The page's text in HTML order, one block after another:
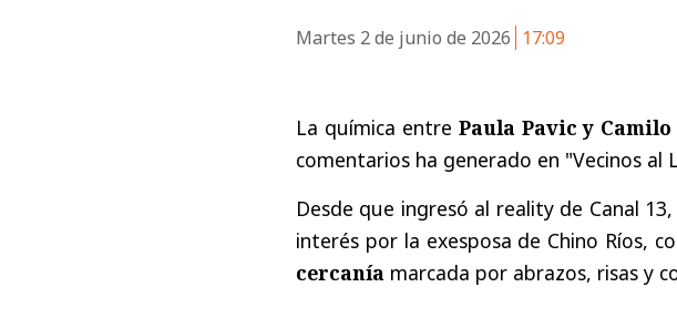
Martes 2 de junio de 2026 17:09
La química entre Paula Pavic y
comentarios ha generado en "Vecinos al
Desde que ingresó al reality de Canal
interés por la exesposa de Chino Ríos,
cercanía marcada por abrazos, risas y